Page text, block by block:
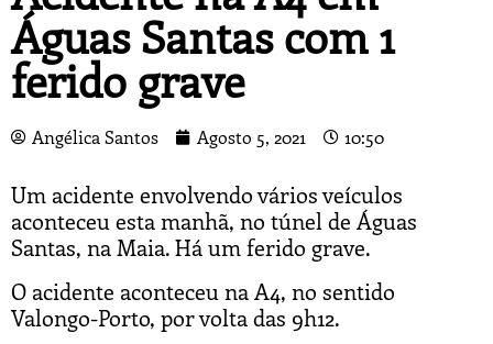
Águas Santas com 1
ferido grave
Angélica Santos Agosto 5, 2021 10:50
Um acidente envolvendo vários veículos
aconteceu esta manhã, no túnel de Águas
Santas, na Maia. Há um ferido grave.
O acidente aconteceu na A4, no sentido
Valongo-Porto, por volta das 9h12.